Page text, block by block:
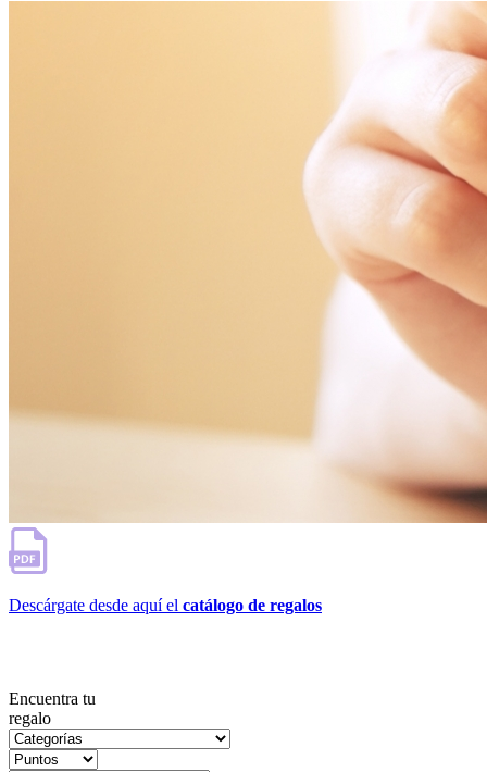
Descárgate desde aquí el catálogo de regalos
Encuentra tu
regalo